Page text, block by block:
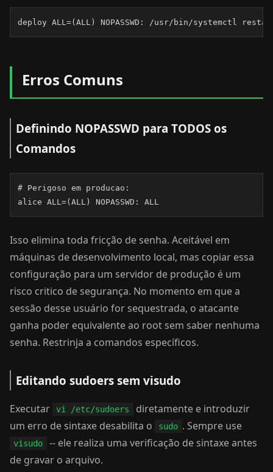
deploy ALL=(ALL) NOPASSWD: /usr/bin/systemctl
Erros Comuns
Definindo NOPASSWD para TODOS os
Comandos
# Perigoso em producao:
alice ALL=(ALL) NOPASSWD: ALL
Isso elimina toda fricção de senha. Aceitável em
máquinas de desenvolvimento local, mas copiar essa
configuração para um servidor de produção é um
risco critico de segurança. No momento em que a
sessão desse usuário for sequestrada, o atacante
ganha poder equivalente ao root sem saber nenhuma
senha. Restrinja a comandos específicos.
Editando sudoers sem visudo
Executar vi /etc/sudoers
diretamente e introduzir
um erro de sintaxe desabilita o
sudo . Sempre use
visudo
-- ele realiza uma verificação de sintaxe antes
de gravar o arquivo.